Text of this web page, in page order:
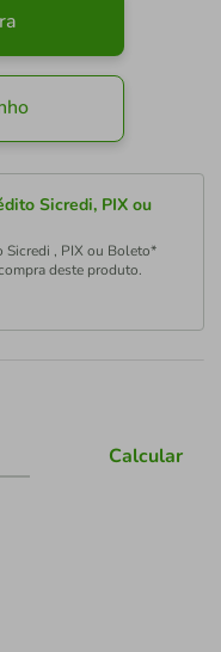
Sicredi, PIX ou
Sicredi , PIX ou Boleto*
deste produto.
Calcular